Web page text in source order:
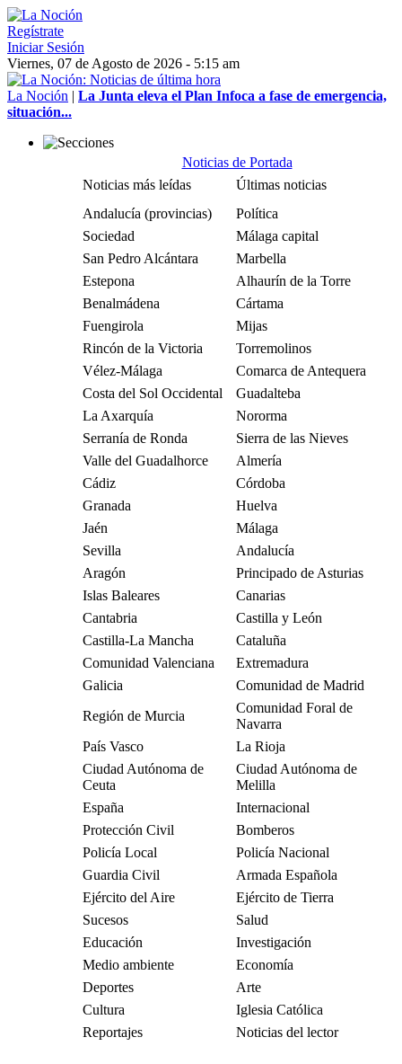
Regístrate
Iniciar Sesión
Viernes, 07 de Agosto de 2026 - 5:15 am
La Noción | La Junta eleva el Plan Infoca a fase de emergencia,
situación...
Noticias de Portada
Noticias más leídas
Últimas noticias
Andalucía (provincias)
Política
Sociedad
Málaga capital
San Pedro Alcántara
Marbella
Estepona
Alhaurín de la Torre
Benalmádena
Cártama
Fuengirola
Mijas
Rincón de la Victoria
Torremolinos
Vélez-Málaga
Comarca de Antequera
Costa del Sol Occidental
Guadalteba
La Axarquía
Nororma
Serranía de Ronda
Sierra de las Nieves
Valle del Guadalhorce
Almería
Cádiz
Córdoba
Granada
Huelva
Jaén
Málaga
Sevilla
Andalucía
Aragón
Principado de Asturias
Islas Baleares
Canarias
Cantabria
Castilla y León
Castilla-La Mancha
Cataluña
Comunidad Valenciana
Extremadura
Galicia
Comunidad de Madrid
Región de Murcia
Comunidad Foral de
Navarra
País Vasco
La Rioja
Ciudad Autónoma de
Ceuta
Ciudad Autónoma de
Melilla
España
Internacional
Protección Civil
Bomberos
Policía Local
Policía Nacional
Guardia Civil
Armada Española
Ejército del Aire
Ejército de Tierra
Sucesos
Salud
Educación
Investigación
Medio ambiente
Economía
Deportes
Arte
Cultura
Iglesia Católica
Reportajes
Noticias del lector